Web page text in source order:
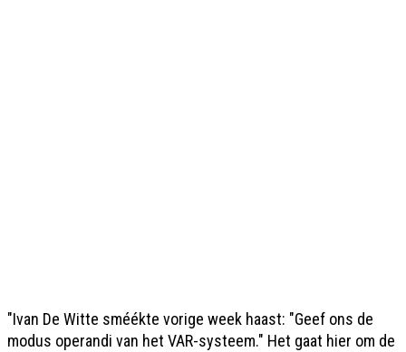
"Ivan De Witte sméékte vorige week haast: "Geef ons de
modus operandi van het VAR-systeem." Het gaat hier om de